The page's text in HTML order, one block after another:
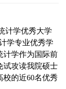
计学优秀大学
学专业优秀学
计学作为国际前
试攻读我院硕士
校的近60名优秀